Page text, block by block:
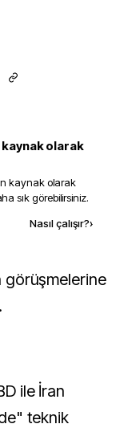
olarak
kaynak olarak
sık görebilirsiniz.
Nasıl çalışır?›
ile İran
teknik